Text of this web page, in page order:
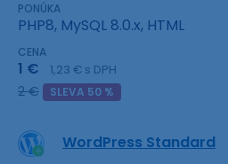
PONÚKA
PHP8, MySQL 8.0.x, HTML
CENA
1 € 1,23 € s DPH
2 € SLEVA 50 %
WordPress Standard